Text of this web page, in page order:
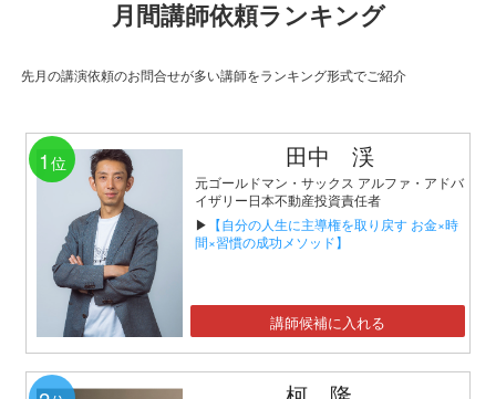
月間講師依頼ランキング
先月の講演依頼のお問合せが多い講師をランキング形式でご紹介
1 位 田中 渓
元ゴールドマン・サックス アルファ・アドバ
イザリー日本不動産投資責任者
▶ 【自分の人生に主導権を取り戻す お金×時
間×習慣の成功メソッド】
講師候補に入れる